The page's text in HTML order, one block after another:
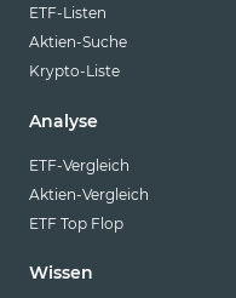
ETF-Listen
Aktien-Suche
Krypto-Liste
Analyse
ETF-Vergleich
Aktien-Vergleich
ETF Top Flop
Wissen